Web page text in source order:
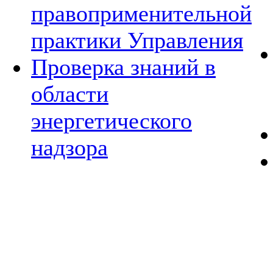
правоприменительной
практики Управления
Проверка знаний в
области
энергетического
надзора